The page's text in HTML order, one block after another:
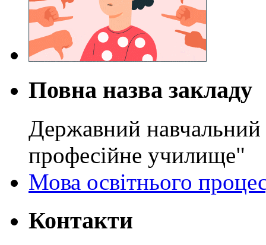
Повна назва закладу
Державний навчальний
професійне училище"
Мова освітнього
Контакти